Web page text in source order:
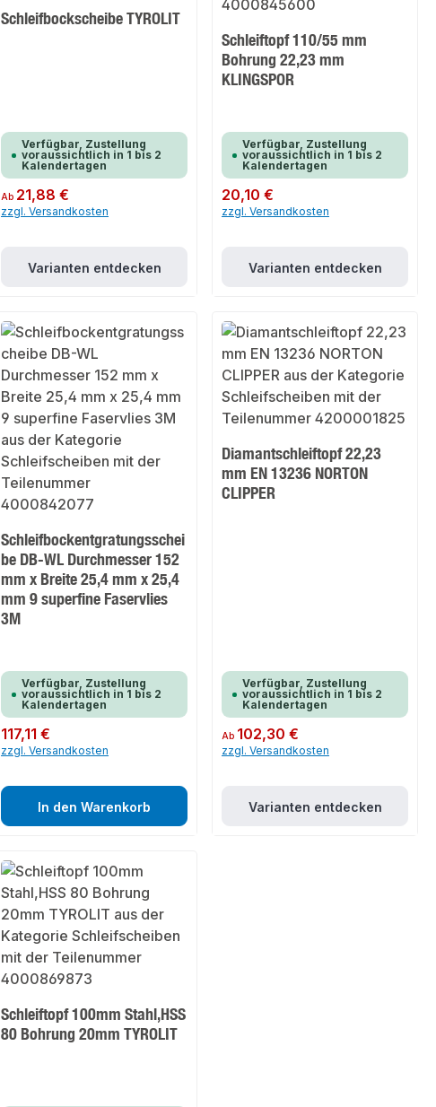
Schleifbockscheibe TYROLIT
Verfügbar, Zustellung
voraussichtlich in 1 bis 2
Kalendertagen
Regulärer Preis:
Ab 21,88 €
zzgl. Versandkosten
Varianten entdecken
Schleiftopf 110/55 mm
Bohrung 22,23 mm
KLINGSPOR
Verfügbar, Zustellung
voraussichtlich in 1 bis 2
Kalendertagen
Regulärer Preis:
20,10 €
zzgl. Versandkosten
Varianten entdecken
Schleifbockentgratungsschei
be DB-WL Durchmesser 152
mm x Breite 25,4 mm x 25,4
mm 9 superfine Faservlies
3M
Verfügbar, Zustellung
voraussichtlich in 1 bis 2
Kalendertagen
Regulärer Preis:
117,11 €
zzgl. Versandkosten
In den Warenkorb
Diamantschleiftopf 22,23
mm EN 13236 NORTON
CLIPPER
Verfügbar, Zustellung
voraussichtlich in 1 bis 2
Kalendertagen
Regulärer Preis:
Ab 102,30 €
zzgl. Versandkosten
Varianten entdecken
Schleiftopf 100mm Stahl,HSS
80 Bohrung 20mm TYROLIT